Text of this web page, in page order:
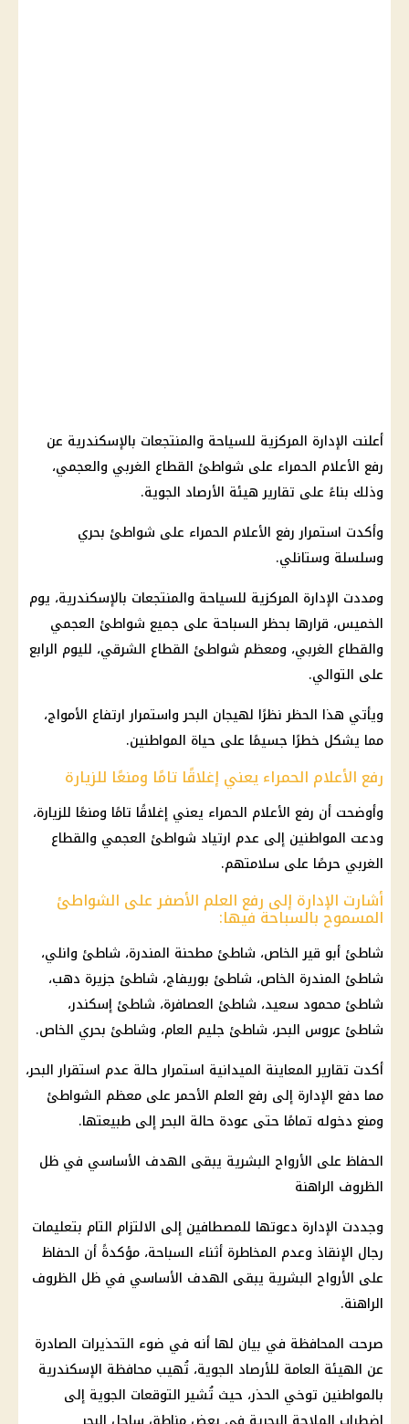
أعلنت الإدارة المركزية للسياحة والمنتجعات بالإسكندرية عن
رفع الأعلام الحمراء على شواطئ القطاع الغربي والعجمي،
وذلك بناءً على تقارير هيئة الأرصاد الجوية.
وأكدت استمرار رفع الأعلام الحمراء على شواطئ بحري
وسلسلة وستانلي.
ومددت الإدارة المركزية للسياحة والمنتجعات بالإسكندرية، يوم
الخميس، قرارها بحظر السباحة على جميع شواطئ العجمي
والقطاع الغربي، ومعظم شواطئ القطاع الشرقي، لليوم الرابع
على التوالي.
ويأتي هذا الحظر نظرًا لهيجان البحر واستمرارارتفاع الأمواج،
مما يشكل خطرًا جسيمًا على حياة المواطنين.
رفع الأعلام الحمراء يعني إغلاقًا تامًا ومنعًا للزيارة
وأوضحت أن رفع الأعلام الحمراء يعني إغلاقًا تامًا ومنعًا للزيارة،
ودعت المواطنين إلى عدم ارتياد شواطئ العجمي والقطاع
الغربي حرصًا على سلامتهم.
أشارت الإدارة إلى رفع العلم الأصفر على الشواطئ
المسموح بالسباحة فيها:
شاطئ أبو قير الخاص، شاطئ مطحنة المندرة، شاطئ وانلي،
شاطئ المندرة الخاص، شاطئ بوريفاج، شاطئ جزيرة دهب،
شاطئ محمود سعيد، شاطئ العصافرة، شاطئ إسكندر،
شاطئ عروس البحر، شاطئ جليم العام، وشاطئ بحري الخاص.
أكدت تقارير المعاينة الميدانية استمرار حالة عدم استقرار البحر،
مما دفع الإدارة إلى رفع العلم الأحمر على معظم الشواطئ
ومنع دخوله تمامًا حتى عودة حالة البحر إلى طبيعتها.
الحفاظ على الأرواح البشرية يبقى الهدف الأساسي في ظل
الظروف الراهنة
وجددت الإدارة دعوتها للمصطافين إلى الالتزام التام بتعليمات
رجال الإنقاذ وعدم المخاطرة أثناء السباحة، مؤكدةً أن الحفاظ
على الأرواح البشرية يبقى الهدف الأساسي في ظل الظروف
الراهنة.
صرحت المحافظة في بيان لها أنه في ضوء التحذيرات الصادرة
عن الهيئة العامة للأرصاد الجوية، تُهيب محافظة الإسكندرية
بالمواطنين توخي الحذر، حيث تُشيرالتوقعات الجوية إلى